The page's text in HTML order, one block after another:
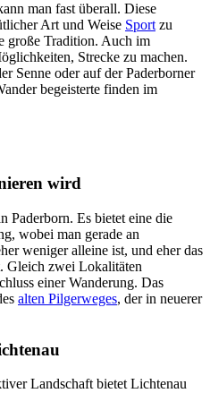
man fast überall. Diese
Art und Weise Sport zu
große Tradition. Auch im
Strecke zu machen.
Senne oder auf der Paderborner
begeisterte finden im
wird
Paderborn. Es bietet eine die
wobei man gerade an
weniger alleine ist, und eher das
Gleich zwei Lokalitäten
einer Wanderung. Das
alten Pilgerweges, der in neuerer
Landschaft bietet Lichtenau